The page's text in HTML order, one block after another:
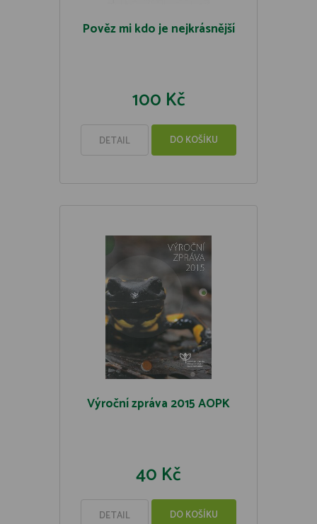
Pověz mi kdo je nejkrásnější
100 Kč
DETAIL DO KOŠÍKU
Výroční zpráva 2015 AOPK
40 Kč
DETAIL DO KOŠÍKU